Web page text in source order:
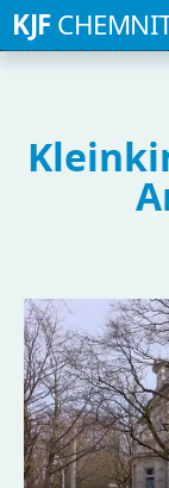
KJF